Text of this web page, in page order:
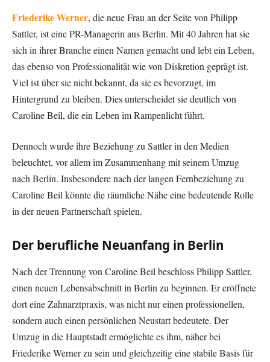
Friederike Werner, die neue Frau an der Seite von Philipp
Sattler, ist eine PR-Managerin aus Berlin. Mit 40 Jahren hat sie
sich in ihrer Branche einen Namen gemacht und lebt ein Leben,
das ebenso von Professionalität wie von Diskretion geprägt ist.
Viel ist über sie nicht bekannt, da sie es bevorzugt, im
Hintergrund zu bleiben. Dies unterscheidet sie deutlich von
Caroline Beil, die ein Leben im Rampenlicht führt.
Dennoch wurde ihre Beziehung zu Sattler in den Medien
beleuchtet, vor allem im Zusammenhang mit seinem Umzug
nach Berlin. Insbesondere nach der langen Fernbeziehung zu
Caroline Beil könnte die räumliche Nähe eine bedeutende Rolle
in der neuen Partnerschaft spielen.
Der berufliche Neuanfang in Berlin
Nach der Trennung von Caroline Beil beschloss Philipp Sattler,
einen neuen Lebensabschnitt in Berlin zu beginnen. Er eröffnete
dort eine Zahnarztpraxis, was nicht nur einen professionellen,
sondern auch einen persönlichen Neustart bedeutete. Der
Umzug in die Hauptstadt ermöglichte es ihm, näher bei
Friederike Werner zu sein und gleichzeitig eine stabile Basis für